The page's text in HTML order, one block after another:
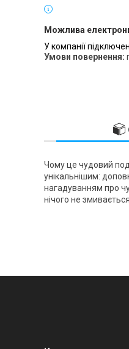
У компанії
Чому це чудовий
унікальнішим:
нагадуванням про
нічого не